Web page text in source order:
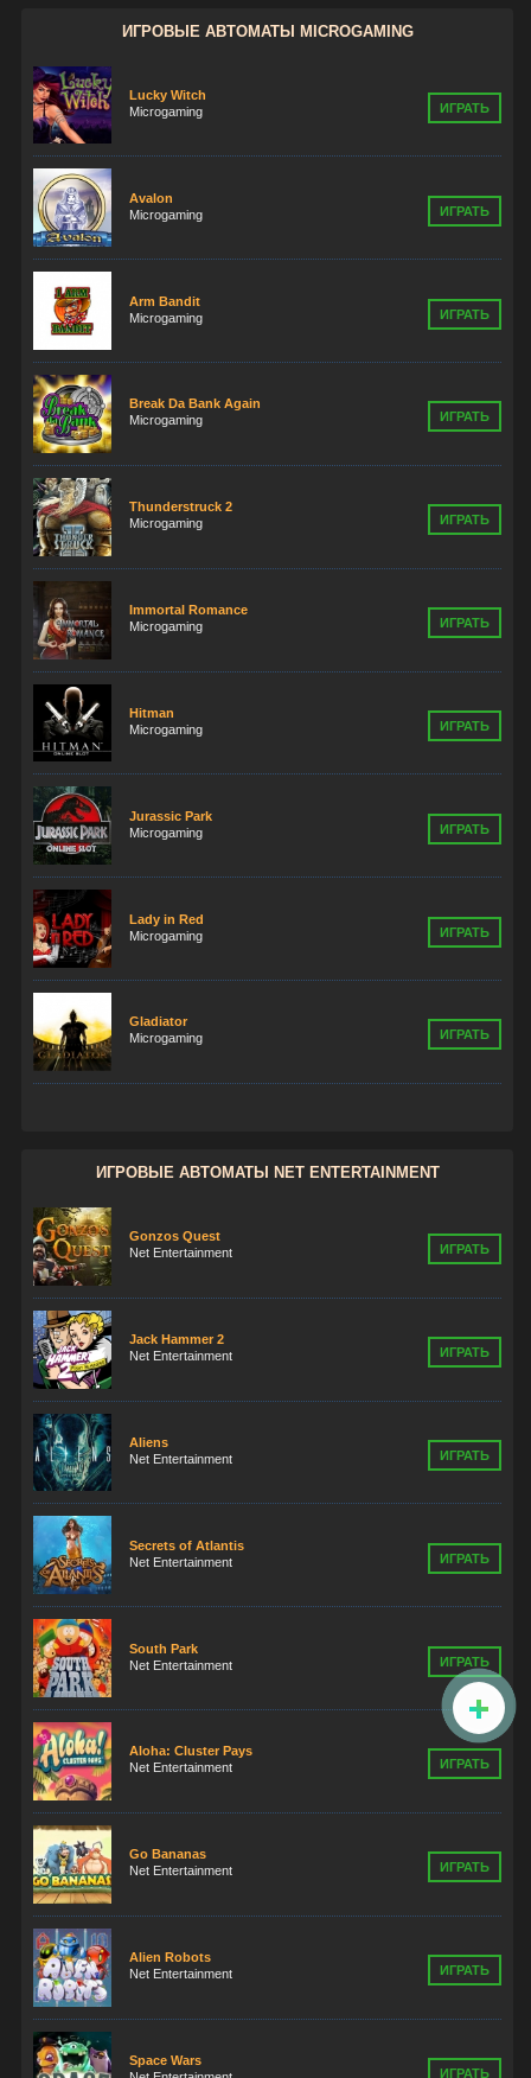
ИГРОВЫЕ АВТОМАТЫ MICROGAMING
Lucky Witch
Microgaming
ИГРАТЬ
Avalon
Microgaming
ИГРАТЬ
Arm Bandit
Microgaming
ИГРАТЬ
Break Da Bank Again
Microgaming
ИГРАТЬ
Thunderstruck 2
Microgaming
ИГРАТЬ
Immortal Romance
Microgaming
ИГРАТЬ
Hitman
Microgaming
ИГРАТЬ
Jurassic Park
Microgaming
ИГРАТЬ
Lady in Red
Microgaming
ИГРАТЬ
Gladiator
Microgaming
ИГРАТЬ
ИГРОВЫЕ АВТОМАТЫ NET ENTERTAINMENT
Gonzos Quest
Net Entertainment
ИГРАТЬ
Jack Hammer 2
Net Entertainment
ИГРАТЬ
Aliens
Net Entertainment
ИГРАТЬ
Secrets of Atlantis
Net Entertainment
ИГРАТЬ
South Park
Net Entertainment
ИГРАТЬ
Aloha: Cluster Pays
Net Entertainment
ИГРАТЬ
Go Bananas
Net Entertainment
ИГРАТЬ
Alien Robots
Net Entertainment
ИГРАТЬ
Space Wars
ИГРАТЬ